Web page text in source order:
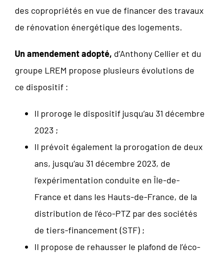
des copropriétés en vue de financer des travaux
de rénovation énergétique des logements.
Un amendementadopté, d’Anthony Cellier et du
groupe LREM propose plusieurs évolutions de
ce dispositif :
Il proroge le dispositif jusqu’au 31 décembre
2023 ;
Il prévoit également la prorogation de deux
ans, jusqu’au 31 décembre 2023, de
l’expérimentation conduite en Île-de-
France et dans les Hauts-de-France, de la
distribution de l’éco-PTZ par des sociétés
de tiers-financement (STF) ;
Il propose de rehausser le plafond de l’éco-